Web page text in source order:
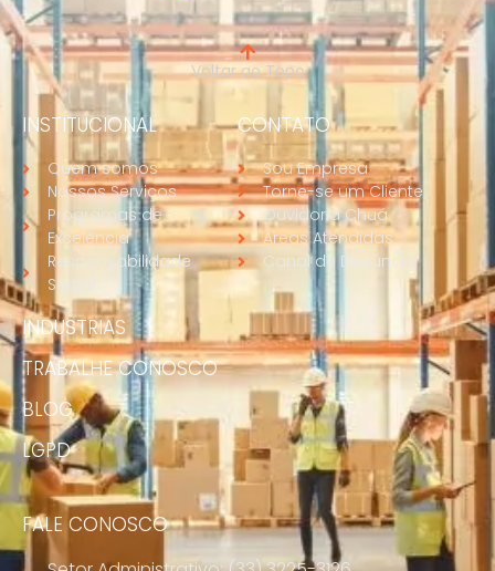
Voltar ao Topo
INSTITUCIONAL
Quem somos
Nossos Serviços
Programas de
Excelência
Responsabilidade
Social
INDUSTRIAS
TRABALHE CONOSCO
BLOG
LGPD
CONTATO
Sou Empresa
Torne-se um Cliente
Ouvidoria Chuá
Áreas Atendidas
Canal de Denúncia
FALE CONOSCO